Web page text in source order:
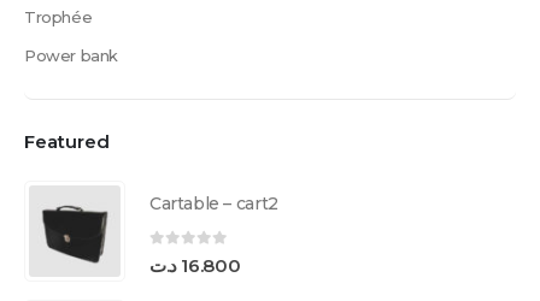
Trophée
Power bank
Featured
Cartable – cart2
16.800 د.ت